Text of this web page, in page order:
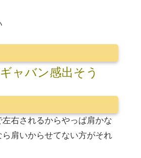
ャバン感出そう
右されるからやっぱ肩かな
肩いからせてない方がそれ